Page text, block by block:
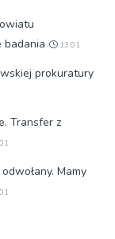
badania
13:01
prokuratury
Transfer z
Mamy